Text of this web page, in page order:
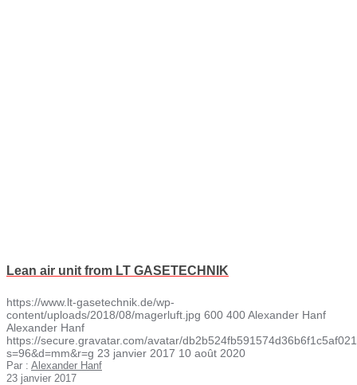
Lean air unit from LT GASETECHNIK
https://www.lt-gasetechnik.de/wp-
content/uploads/2018/08/magerluft.jpg 600 400Alexander Hanf
Alexander Hanf
https://secure.gravatar.com/avatar/
s=96&d=mm&r=g 23 janvier 2017 10 août 2020
Par : Alexander Hanf
23 janvier 2017